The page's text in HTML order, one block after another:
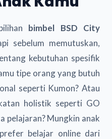
bimbel BSD City
sebelum memutuskan,
kebutuhan spesifik
tipe orang yang butuh
seperti Kumon? Atau
holistik seperti GO
pelajaran? Mungkin anak
belajar online dari